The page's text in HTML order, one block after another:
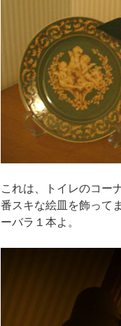
これは、トイレのコー
番スキな絵皿を飾って
ーバラ１本よ。